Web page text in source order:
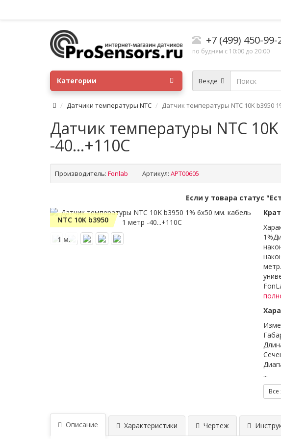
+7 (499) 450-99-
по будням с 10:00 до 20:00
Везде
Категории
Датчики температуры NTC Датчик температуры NTC 10K b3950
Датчик температуры NTC
-40...+110C
Производитель: Fonlab Артикул: APT00605
Если у товара статус
NTC 10K b3950
1 м.
...
Все
Описание Характеристики Чертеж